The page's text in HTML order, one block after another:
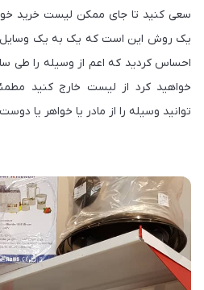
سعی کنید تا جای ممکن لیست خرید
یک روش این است که یک به یک وسایل
احساس کردید که اعم از وسیله را طی
خواهید کرد از لیست خارج کنید
توانید وسیله را از مادر یا خواهر یا